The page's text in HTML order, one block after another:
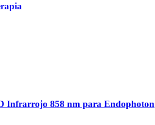
Infrarrojo 858 nm para Endophoton